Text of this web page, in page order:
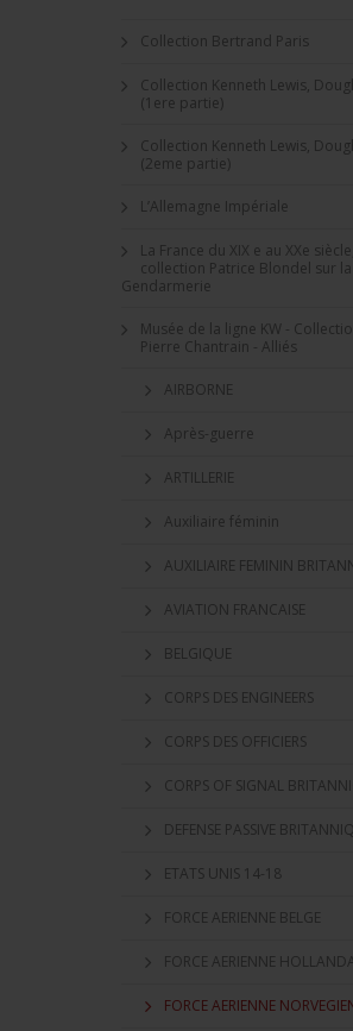
Collection Bertrand Paris
Collection Kenneth Lewis,
(1ere partie)
Collection Kenneth Lewis,
(2eme partie)
L’Allemagne Impériale
La France du XIX e au XXe
collection Patrice Blondel sur la
Gendarmerie
Musée de la ligne KW -
Pierre Chantrain - Alliés
AIRBORNE
Après-guerre
ARTILLERIE
Auxiliaire féminin
AUXILIAIRE FEMININ
AVIATION FRANCAISE
BELGIQUE
CORPS DES ENGINEERS
CORPS DES OFFICIERS
CORPS OF SIGNAL
DEFENSE PASSIVE
ETATS UNIS 14-18
FORCE AERIENNE BELGE
FORCE AERIENNE
FORCE AERIENNE